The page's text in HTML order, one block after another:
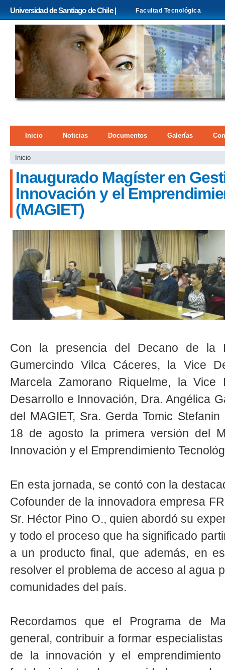
Universidad de Santiago de Chile | Facultad Tecnológica
Menú principal
Inicio Noticias Documentos Galerías
Se encuentra usted aquí
Inicio
Inaugurado Magíster en
Innovación y el
(MAGIET)
Con la presencia del Decano de la
Gumercindo Vilca Cáceres, la Vice
Marcela Zamorano Riquelme, la Vice
Desarrollo e Innovación, Dra. Angélica
del MAGIET, Sra. Gerda Tomic
18 de agosto la primera versión del
Innovación y el Emprendimiento
En esta jornada, se contó con la
Cofounder de la innovadora empresa
Sr. Héctor Pino O., quien abordó su
y todo el proceso que ha significado
a un producto final, que además, en
resolver el problema de acceso al agua
comunidades del país.
Recordamos que el Programa de
general, contribuir a formar
de la innovación y el